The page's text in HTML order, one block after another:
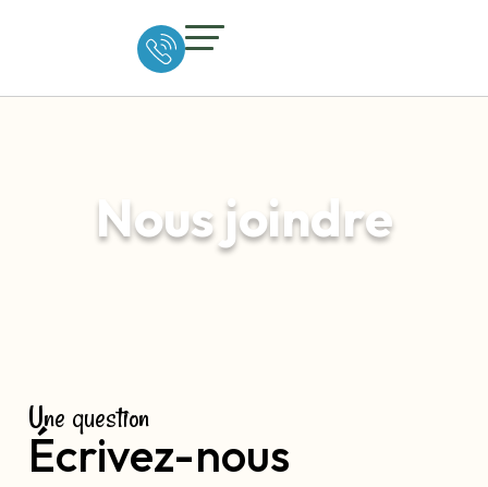
Nous joindre
Une question
Écrivez-nous